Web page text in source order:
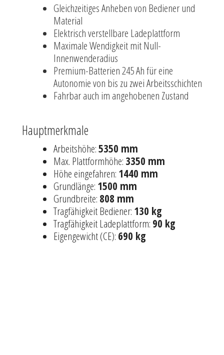
Gleichzeitiges Anheben von Bediener und
Material
Elektrisch verstellbare Ladeplattform
Maximale Wendigkeit mit Null-
Innenwenderadius
Premium-Batterien 245 Ah für eine
Autonomie von bis zu zwei Arbeitsschichten
Fahrbar auch im angehobenen Zustand
Hauptmerkmale
Arbeitshöhe:5350 mm
Max. Plattformhöhe: 3350 mm
Höhe eingefahren: 1440 mm
Grundlänge: 1500 mm
Grundbreite: 808 mm
Tragfähigkeit Bediener: 130 kg
Tragfähigkeit Ladeplattform: 90 kg
Eigengewicht (CE): 690 kg